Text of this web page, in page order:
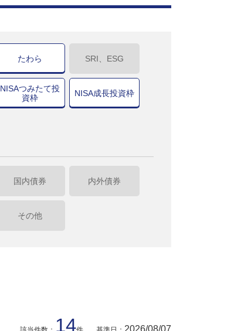
たわら SRI、ESG
NISAつみたて投
資枠
NISA成長投資枠
国内債券 内外債券
その他
14 2026/08/07